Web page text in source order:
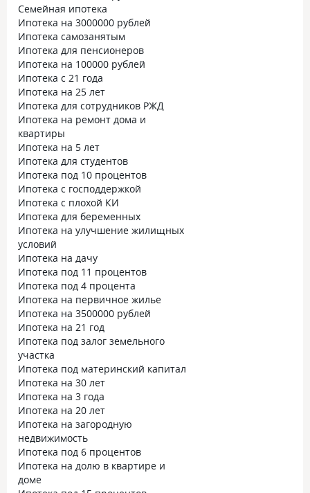
Семейная ипотека
Ипотека на 3000000 рублей
Ипотека самозанятым
Ипотека для пенсионеров
Ипотека на 100000 рублей
Ипотека с 21 года
Ипотека на 25 лет
Ипотека для сотрудников РЖД
Ипотека на ремонт дома и
квартиры
Ипотека на 5 лет
Ипотека для студентов
Ипотека под 10 процентов
Ипотека с господдержкой
Ипотека с плохой КИ
Ипотека для беременных
Ипотека на улучшение жилищных
условий
Ипотека на дачу
Ипотека под 11 процентов
Ипотека под 4 процента
Ипотека на первичное жилье
Ипотека на 3500000 рублей
Ипотека на 21 год
Ипотека под залог земельного
участка
Ипотека под материнский капитал
Ипотека на 30 лет
Ипотека на 3 года
Ипотека на 20 лет
Ипотека на загородную
недвижимость
Ипотека под 6 процентов
Ипотека на долю в квартире и
доме